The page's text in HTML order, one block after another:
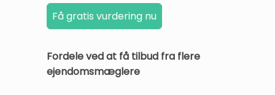
Fordele ved at få tilbud fra flere
ejendomsmæglere